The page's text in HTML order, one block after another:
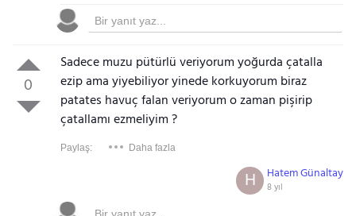
0
Sadece muzu pütürlü veriyorum yoğurda çatalla
ezip ama yiyebiliyor yinede korkuyorum biraz
patates havuç falan veriyorum o zaman pişirip
çatallamı ezmeliyim ?
Paylaş: Daha fazla
Hatem Günaltay
8 yıl
H